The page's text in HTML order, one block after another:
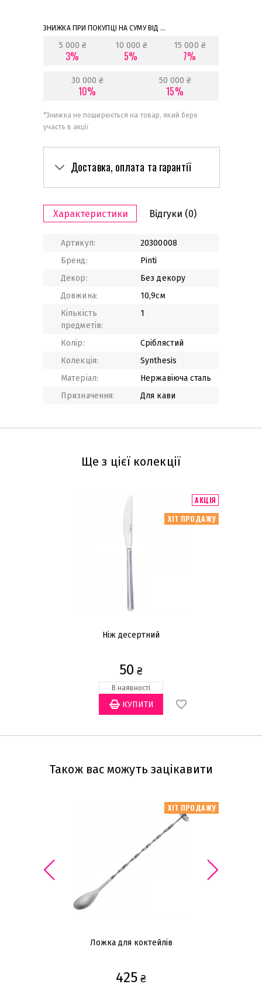
ЗНИЖКА ПРИ ПОКУПЦІ НА СУМУ ВІД ...
5 000 ₴
3%
10 000 ₴
5%
15 000 ₴
7%
30 000 ₴
10%
50 000 ₴
15%
*Знижка не поширюється на товар, який бере
участь в акції
Доставка, оплата та гарантії
Характеристики Відгуки (0)
Артикул:
20300008
Бренд:
Pinti
Декор:
Без декору
Довжина:
10,9см
Кількість
предметів:
1
Колір:
Сріблястий
Колекція:
Synthesis
Матеріал:
Нержавіюча сталь
Призначення:
Для кави
Ще з цієї колекції
ХІТ ПРОДАЖУ
АКЦІЯ
Ніж десертний
50 ₴
В наявності
Також вас можуть зацікавити
ХІТ ПРОДАЖУ
Ложка для коктейлів
425 ₴